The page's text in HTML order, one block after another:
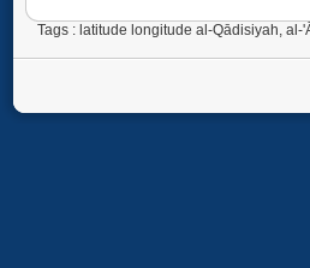
Tags : latitude longitude al-Qādisiyah,